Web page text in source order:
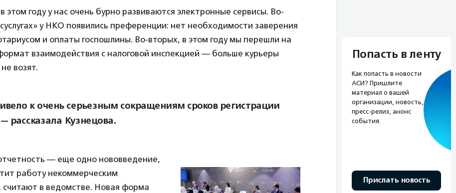
этом году у нас очень бурно развиваются электронные сервисы. Во-
у НКО появились преференции: нет необходимости заверения
и оплаты госпошлины. Во-вторых, в этом году мы перешли на
взаимодействия с налоговой инспекцией — больше курьеры
возят.
к очень серьезным сокращениям сроков регистрации
рассказала Кузнецова.
— еще одно нововведение,
работу некоммерческим
считают в ведомстве. Новая форма
Попасть в ленту
Как попасть в новости
АСИ? Пришлите
материал о вашей
организации, новость,
пресс-релиз, анонс
события.
Прислать новость